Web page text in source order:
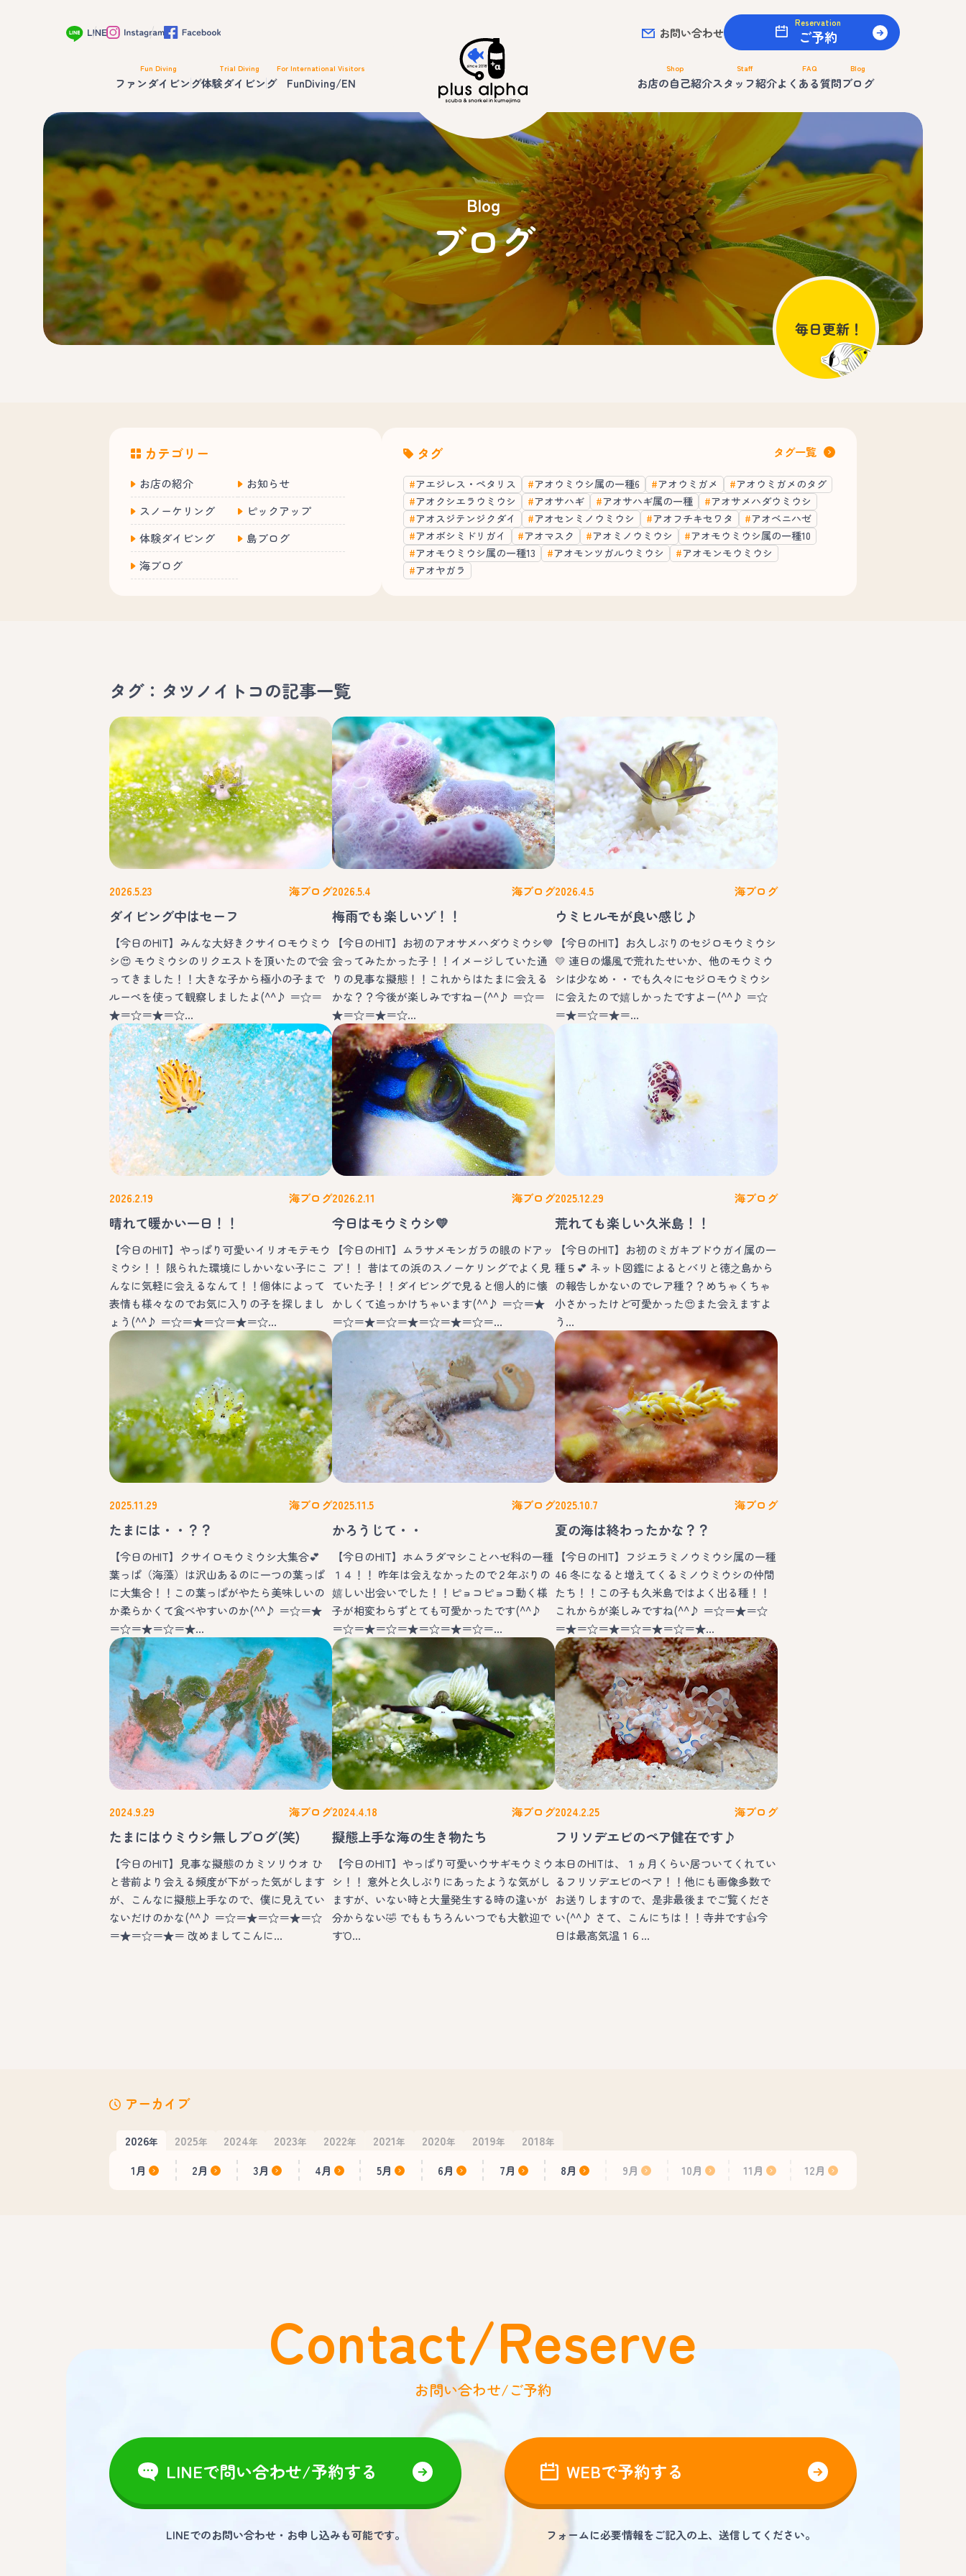
お問い合わせ
Reservation
ご予約
Fun Diving
ファンダイビング
Trial Diving
体験ダイビング
For International Visitors
FunDiving/EN
Shop
お店の自己紹介
Staff
スタッフ紹介
FAQ
よくある質問
Blog
ブログ
Blog
ブログ
カテゴリー
お店の紹介
お知らせ
スノーケリング
ピックアップ
体験ダイビング
島ブログ
海ブログ
タグ タグ一覧
アエジレス・ペタリス アオウミウシ属の一種6 アオウミガメ
アオウミガメのタグ
アオクシエラウミウシ
アオサハギ アオサハギ属の一種
アオサメハダウミウシ
アオスジテンジクダイ
アオセンミノウミウシ アオフチキセワタ
アオベニハゼ
アオボシミドリガイ
アオマスク アオミノウミウシ
アオモウミウシ属の一種10
アオモウミウシ属の一種13
アオモンツガルウミウシ
アオモンモウミウシ
アオヤガラ
タグ：タツノイトコの記事一覧
2026.5.23 海ブログ
ダイビング中はセーフ
【今日のHIT】みんな大好きクサイロモウミウ
シ😍 モウミウシのリクエストを頂いたので会
ってきました！！大きな子から極小の子まで
ルーペを使って観察しましたよ(^^♪ ＝☆＝
★＝☆＝★＝☆…
2026.5.4 海ブログ
梅雨でも楽しいゾ！！
【今日のHIT】お初のアオサメハダウミウシ💙
会ってみたかった子！！イメージしていた通
りの見事な擬態！！これからはたまに会える
かな？？今後が楽しみですねー(^^♪ ＝☆＝
★＝☆＝★＝☆…
2026.4.5 海ブログ
ウミヒルモが良い感じ♪
【今日のHIT】お久しぶりのセジロモウミウシ
💛 連日の爆風で荒れたせいか、他のモウミウ
シは少なめ・・でも久々にセジロモウミウシ
に会えたので嬉しかったですよー(^^♪ ＝☆
＝★＝☆＝★＝…
2026.2.19 海ブログ
晴れて暖かい一日！！
【今日のHIT】やっぱり可愛いイリオモテモウ
ミウシ！！ 限られた環境にしかいない子にこ
んなに気軽に会えるなんて！！個体によって
表情も様々なのでお気に入りの子を探しまし
ょう(^^♪ ＝☆＝★＝☆＝★＝☆…
2026.2.11 海ブログ
今日はモウミウシ💛
【今日のHIT】ムラサメモンガラの眼のドアッ
プ！！ 昔はての浜のスノーケリングでよく見
ていた子！！ダイビングで見ると個人的に懐
かしくて追っかけちゃいます(^^♪ ＝☆＝★
＝☆＝★＝☆＝★＝☆＝★＝☆＝…
2025.12.29 海ブログ
荒れても楽しい久米島！！
【今日のHIT】お初のミガキブドウガイ属の一
種５💕 ネット図鑑によるとバリと徳之島から
の報告しかないのでレア種？？めちゃくちゃ
小さかったけど可愛かった😍また会えますよ
う…
2025.11.29 海ブログ
たまには・・？？
【今日のHIT】クサイロモウミウシ大集合💕
葉っぱ（海藻）は沢山あるのに一つの葉っぱ
に大集合！！この葉っぱがやたら美味しいの
か柔らかくて食べやすいのか(^^♪ ＝☆＝★
＝☆＝★＝☆＝★…
2025.11.5 海ブログ
かろうじて・・
【今日のHIT】ホムラダマシことハゼ科の一種
１４！！ 昨年は会えなかったので２年ぶりの
嬉しい出会いでした！！ピョコピョコ動く様
子が相変わらずとても可愛かったです(^^♪
＝☆＝★＝☆＝★＝☆＝★＝☆＝…
2025.10.7 海ブログ
夏の海は終わったかな？？
【今日のHIT】フジエラミノウミウシ属の一種
46 冬になると増えてくるミノウミウシの仲間
たち！！この子も久米島ではよく出る種！！
これからが楽しみですね(^^♪ ＝☆＝★＝☆
＝★＝☆＝★＝☆＝★＝☆＝★…
2024.9.29 海ブログ
たまにはウミウシ無しブログ(笑)
【今日のHIT】見事な擬態のカミソリウオ ひ
と昔前より会える頻度が下がった気がします
が、こんなに擬態上手なので、僕に見えてい
ないだけのかな(^^♪ ＝☆＝★＝☆＝★＝☆
＝★＝☆＝★＝ 改めましてこんに…
2024.4.18 海ブログ
擬態上手な海の生き物たち
【今日のHIT】やっぱり可愛いウサギモウミウ
シ！！ 意外と久しぶりにあったような気がし
ますが、いない時と大量発生する時の違いが
分からない🤣 でももちろんいつでも大歓迎で
すὉ…
2024.2.25 海ブログ
フリソデエビのペア健在です♪
本日のHITは、１ヵ月くらい居ついてくれてい
るフリソデエビのペア！！他にも画像多数で
お送りしますので、是非最後までご覧くださ
い(^^♪ さて、こんにちは！！寺井です👍今
日は最高気温１６…
アーカイブ
2026年 2025年 2024年 2023年 2022年 2021年 2020年 2019年 2018年
1月 2月 3月 4月 5月 6月 7月 8月 9月 10月 11月 12月
Contact/Reserve
お問い合わせ/ご予約
LINEで問い合わせ/予約する
LINEでのお問い合わせ・お申し込みも可能です。
WEBで予約する
フォームに必要情報をご記入の上、送信してください。